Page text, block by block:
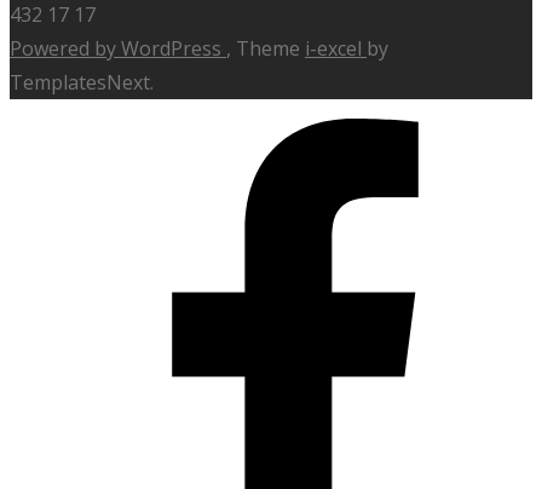
432 17 17
Powered by WordPress , Theme i-excel by
TemplatesNext.